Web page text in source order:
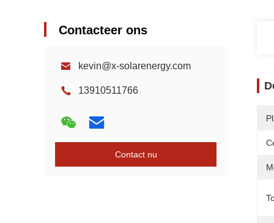
Contacteer ons
kevin@x-solarenergy.com
13910511766
Contact nu